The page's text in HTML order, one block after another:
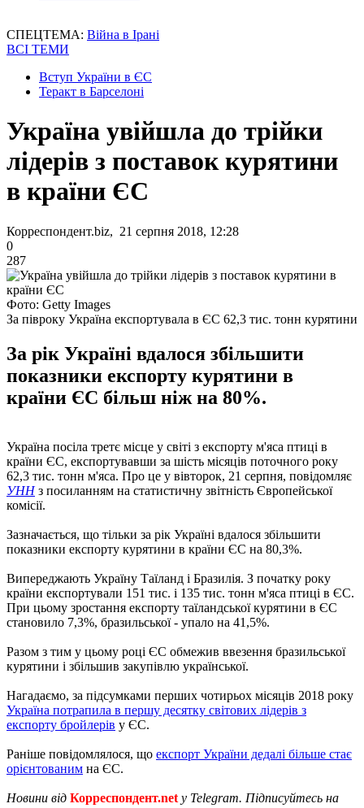
СПЕЦТЕМА: Війна в Ірані
ВСІ ТЕМИ
Вступ України в ЄС
Теракт в Барселоні
Україна увійшла до трійки
лідерів з поставок курятини
в країни ЄС
Корреспондент.biz, 21 серпня 2018, 12:28
0
287
Фото: Getty Images
За півроку Україна експортувала в ЄС 62,3 тис. тонн курятини
За рік Україні вдалося збільшити
показники експорту курятини в
країни ЄС більш ніж на 80%.
Україна посіла третє місце у світі з експорту м'яса птиці в
країни ЄС, експортувавши за шість місяців поточного року
62,3 тис. тонн м'яса. Про це у вівторок, 21 серпня, повідомляє
УННз посиланням на статистичну звітність Європейської
комісії.
Зазначається, що тільки за рік Україні вдалося збільшити
показники експорту курятини в країни ЄС на 80,3%.
Випереджають Україну Таїланд і Бразилія. З початку року
країни експортували 151 тис. і 135 тис. тонн м'яса птиці в ЄС.
При цьому зростання експорту таїландської курятини в ЄС
становило 7,3%, бразильської - упало на 41,5%.
Разом з тим у цьому році ЄС обмежив ввезення бразильської
курятини і збільшив закупівлю української.
Нагадаємо, за підсумками перших чотирьох місяців 2018 року
Україна потрапила в першу десятку світових лідерів з
експорту бройлерів у ЄС.
Раніше повідомлялося, що експорт України дедалі більше стає
орієнтованим на ЄС.
Новини від Корреспондент.net у Telegram. Підписуйтесь на